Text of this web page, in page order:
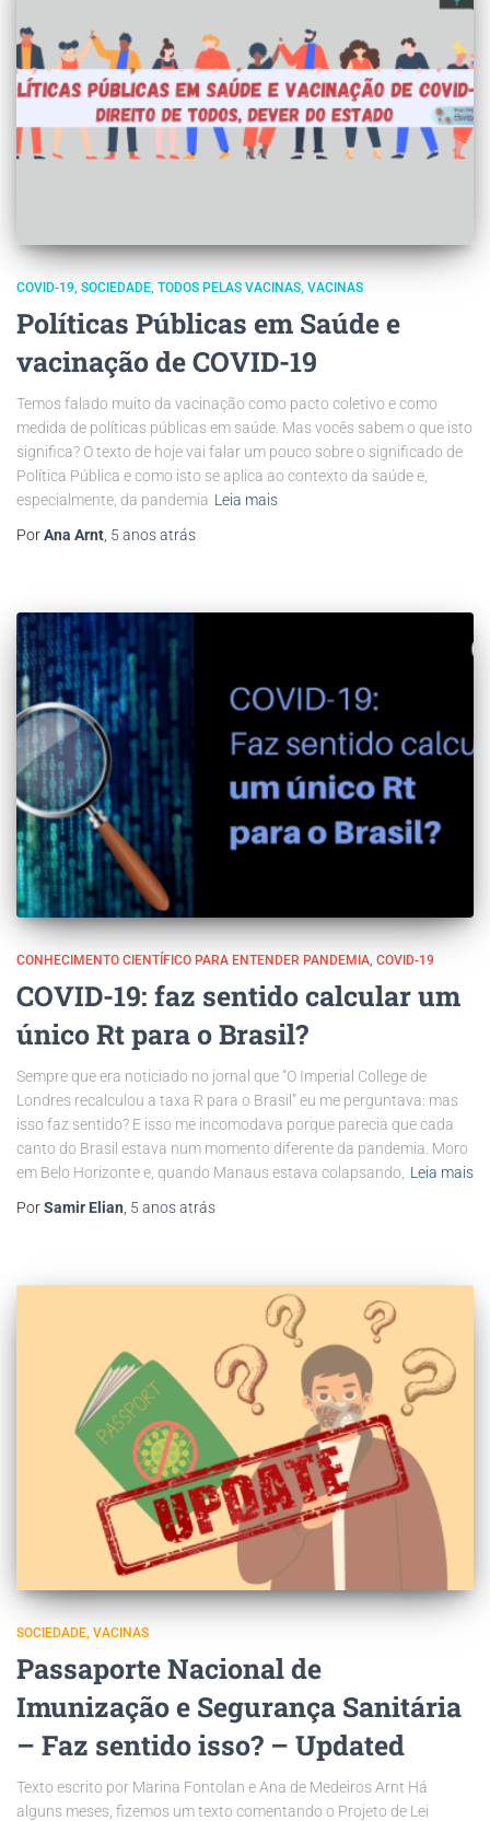
COVID-19 SOCIEDADE TODOS PELAS VACINAS VACINAS
Políticas Públicas em Saúde e
vacinação de COVID-19
Temos falado muito da vacinação como pacto coletivo e como
medida de políticas públicas em saúde. Mas vocês sabem o que isto
significa? O texto de hoje vai falar um pouco sobre o significado de
Política Pública e como isto se aplica ao contexto da saúde e,
especialmente, da pandemia Leia mais
PorAna Arnt, 5 anosatrás
CONHECIMENTO CIENTÍFICO PARA ENTENDER PANDEMIA COVID-19
COVID-19: faz sentido calcular um
único Rt para o Brasil?
Sempre que era noticiado no jornal que “O Imperial College de
Londres recalculou a taxa R para o Brasil” eu me perguntava: mas
isso faz sentido? E isso me incomodava porque parecia que cada
canto do Brasil estava num momento diferente da pandemia. Moro
em Belo Horizonte e, quando Manaus estava colapsando,
Leia mais
PorSamir Elian 5 anosatrás
SOCIEDADE VACINAS
Passaporte Nacional de
Imunização e Segurança Sanitária
– Faz sentido isso? – Updated
Texto escrito por Marina Fontolan e Ana de Medeiros Arnt Há
alguns meses, fizemos um texto comentando o Projeto de Lei